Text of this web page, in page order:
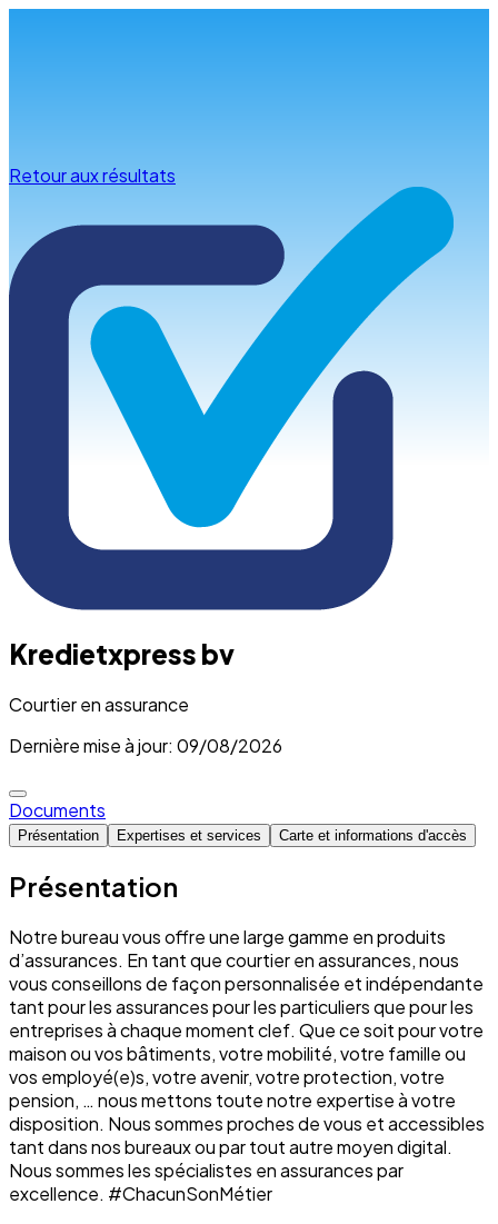
Retour aux résultats
Kredietxpress bv
Courtier en assurance
Dernière mise à jour: 09/08/2026
Documents
Présentation Expertises et services Carte et informations d'accès
Présentation
Notre bureau vous offre une large gamme en produits
d’assurances. En tant que courtier en assurances, nous
vous conseillons de façon personnalisée et indépendante
tant pour les assurances pour les particuliers que pour les
entreprises à chaque moment clef. Que ce soit pour votre
maison ou vos bâtiments, votre mobilité, votre famille ou
vos employé(e)s, votre avenir, votre protection, votre
pension, … nous mettons toute notre expertise à votre
disposition. Nous sommes proches de vous et accessibles
tant dans nos bureaux ou par tout autre moyen digital.
Nous sommes les spécialistes en assurances par
excellence. #ChacunSonMétier